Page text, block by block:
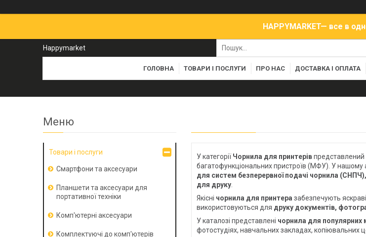
HAPPYMARKET— все в
Happymarket
ГОЛОВНА ТОВАРИ І ПОСЛУГИ ПРО НАС ДОСТАВКА І ОПЛАТА
У категорії Чорнила для принтерівпредставлений
багатофункціональних пристроїв (МФУ). У нашому
для систем безперервної подачі чорнила
для друку
Якісні чорнила для принтера забезпечують
використовуються для друку документів,
У каталозі представлені чорнила для популярних
фотостудіях, навчальних закладах, копіювальних
Товари і послуги
Смартфони та аксесуари
Планшети та аксесуари для
портативної техніки
Комп'ютерні аксесуари
Комплектуючі до комп'ютерів